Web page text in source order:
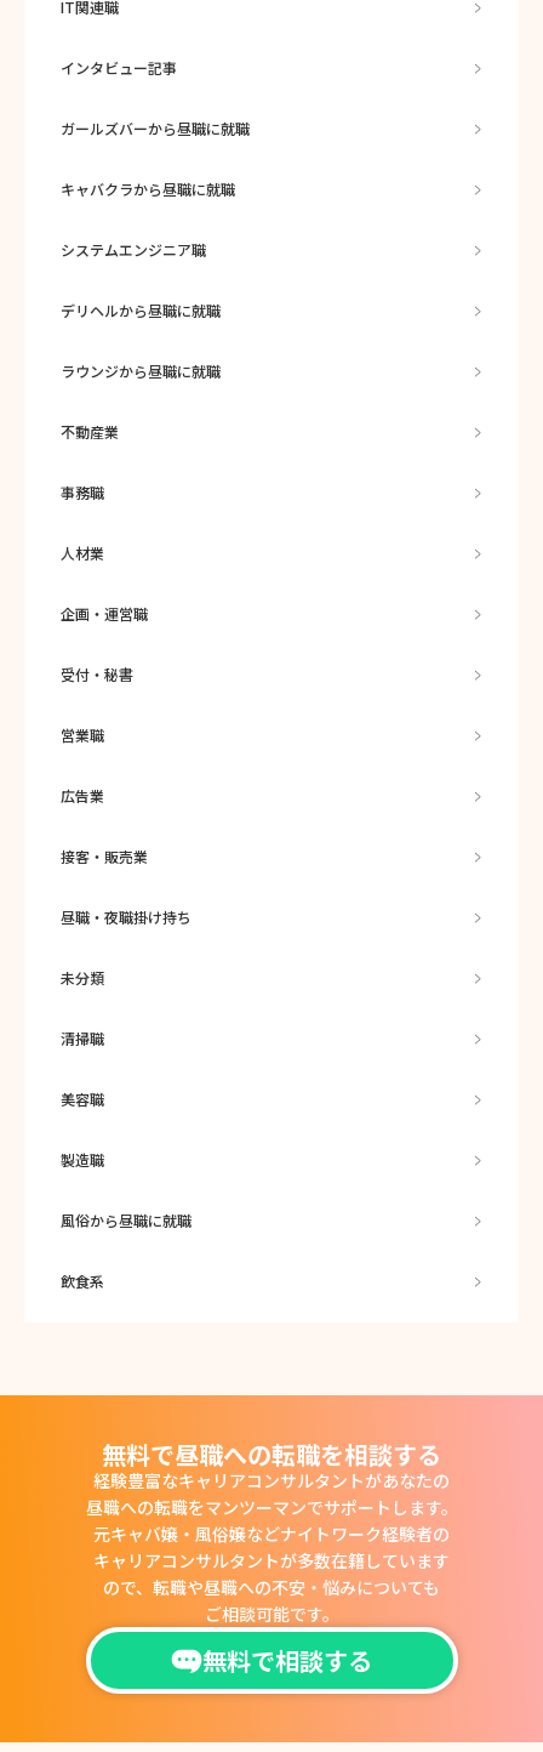
IT関連職
インタビュー記事
ガールズバーから昼職に就職
キャバクラから昼職に就職
システムエンジニア職
デリヘルから昼職に就職
ラウンジから昼職に就職
不動産業
事務職
人材業
企画・運営職
受付・秘書
営業職
広告業
接客・販売業
昼職・夜職掛け持ち
未分類
清掃職
美容職
製造職
風俗から昼職に就職
飲食系
無料で昼職への転職を相談する
経験豊富なキャリアコンサルタントがあなたの
昼職への転職をマンツーマンでサポートします。
元キャバ嬢・風俗嬢などナイトワーク経験者の
キャリアコンサルタントが多数在籍しています
ので、 転職や昼職への不安・悩みについても
ご相談可能です。
無料で相談する